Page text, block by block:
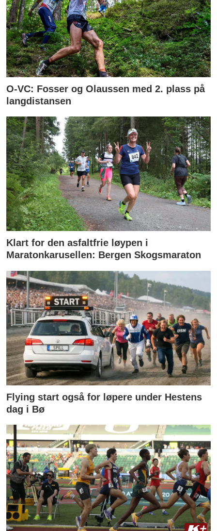
O-VC: Fosser og Olaussen med 2. plass på
langdistansen
Klart for den asfaltfrie løypen i
Maratonkarusellen: Bergen Skogsmaraton
Flying start også for løpere under Hestens
dag i Bø